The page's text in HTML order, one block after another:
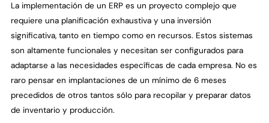
La implementación de un ERP es un proyecto complejo que
requiere una planificación exhaustiva y una inversión
significativa, tanto en tiempo como en recursos. Estos sistemas
son altamente funcionales y necesitan ser configurados para
adaptarse a las necesidades específicas de cada empresa. No es
raro pensar en implantaciones de un mínimo de 6 meses
precedidos de otros tantos sólo para recopilar y preparar datos
de inventario y producción.